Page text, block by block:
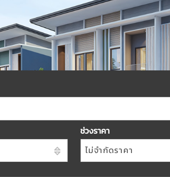
ช่วงราคา
ไม่จำกัดราคา